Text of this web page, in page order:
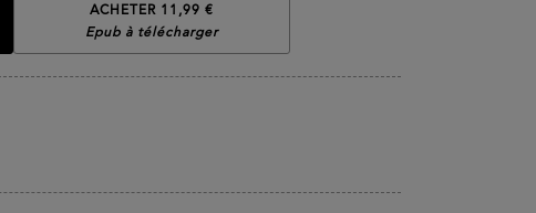
ACHETER 11,99 €
Epub à télécharger